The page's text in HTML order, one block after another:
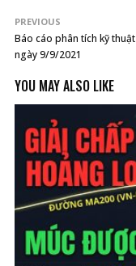
PREVIOUS
Báo cáo phân tích kỹ thuật
ngày 9/9/2021
YOU MAY ALSO LIKE